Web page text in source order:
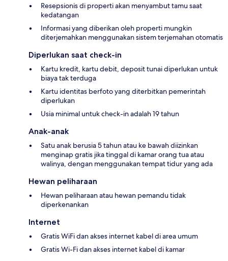
Resepsionis di properti akan menyambut tamu saat
kedatangan
Informasi yang diberikan oleh properti mungkin
diterjemahkan menggunakan sistem terjemahan otomatis
Diperlukan saat check-in
Kartu kredit, kartu debit, deposit tunai diperlukan untuk
biaya tak terduga
Kartu identitas berfoto yang diterbitkan pemerintah
diperlukan
Usia minimal untuk check-in adalah 19 tahun
Anak-anak
Satu anak berusia 5 tahun atau ke bawah diizinkan
menginap gratis jika tinggal di kamar orang tua atau
walinya, dengan menggunakan tempat tidur yang ada
Hewan peliharaan
Hewan peliharaan atau hewan pemandu tidak
diperkenankan
Internet
Gratis WiFi dan akses internet kabel di area umum
Gratis Wi-Fi dan akses internet kabel di kamar